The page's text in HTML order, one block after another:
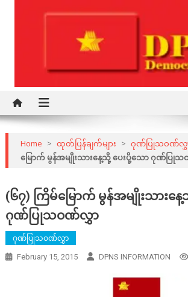
DPNS
Home > ထုတ်ပြန်ချက်များ > ဂုဏ်ပြုသဝဏ်လွှ
မြောက် မွန်အမျိုးသားနေ့သို့ ပေးပို့သော ဂုဏ်ပြု
(၆၇) ကြိမ်မြောက် မွန်အမျိုးသားန
ဂုဏ်ပြုသဝဏ်လွှာ
ဂုဏ်ပြုသဝဏ်လွှာ
February 15, 2015 DPNS INFORMATION